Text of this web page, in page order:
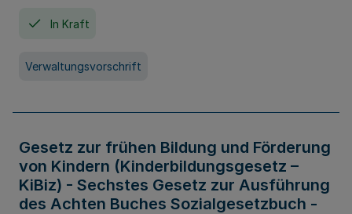
In Kraft
Verwaltungsvorschrift
Gesetz zur frühen Bildung und Förderung
von Kindern (Kinderbildungsgesetz –
KiBiz) - Sechstes Gesetz zur Ausführung
des Achten Buches Sozialgesetzbuch -